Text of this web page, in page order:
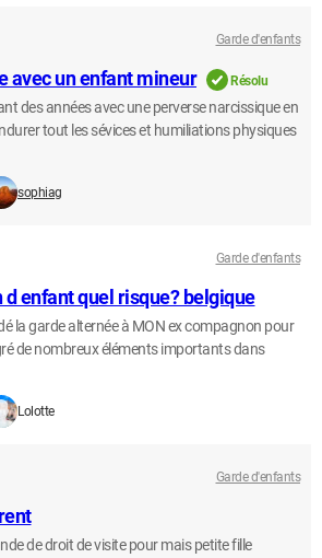
Garde d'enfants
avec un enfant mineur Résolu
des années avec une perverse narcissique en
tout les sévices et humiliations physiques
sophiag
Garde d'enfants
enfant quel risque? belgique
la garde alternée à MON ex compagnon pour
de nombreux éléments importants dans
Lolotte
Garde d'enfants
de droit de visite pour mais petite fille